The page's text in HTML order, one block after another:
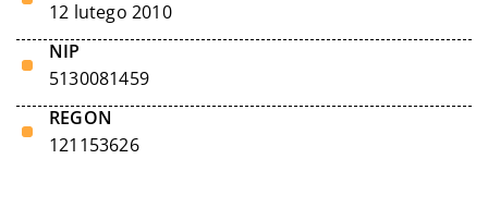
12 lutego 2010
NIP
5130081459
REGON
121153626